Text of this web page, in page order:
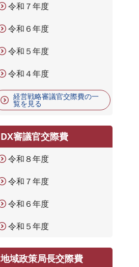
令和７年度
令和６年度
令和５年度
令和４年度
経営戦略審議官交際費の一
覧を見る
DX審議官交際費
令和８年度
令和７年度
令和６年度
令和５年度
地域政策局長交際費